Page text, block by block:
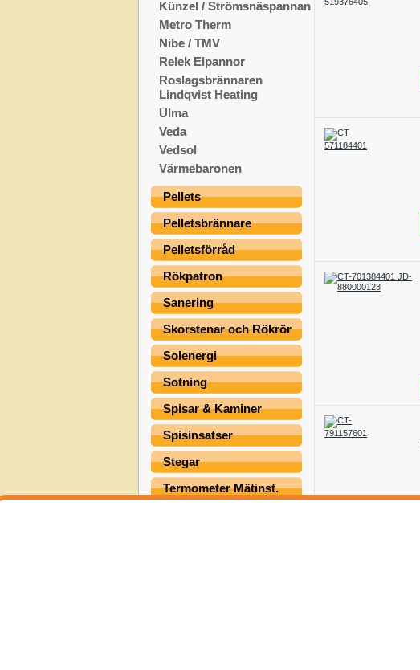
Künzel / Strömsnäspannan
Metro Therm
Nibe / TMV
Relek Elpannor
Roslagsbrännaren
Lindqvist Heating
Ulma
Veda
Vedsol
Värmebaronen
Pellets
Pelletsbrännare
Pelletsförråd
Rökpatron
Sanering
Skorstenar och Rökrör
Solenergi
Sotning
Spisar & Kaminer
Spisinsatser
Stegar
Termometer Mätinst.